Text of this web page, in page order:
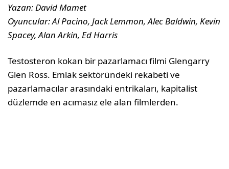
Yazan: David Mamet
Oyuncular: Al Pacino, Jack Lemmon, Alec Baldwin, Kevin
Spacey, Alan Arkin, Ed Harris
Testosteron kokan bir pazarlamacı filmi Glengarry
Glen Ross. Emlak sektöründeki rekabeti ve
pazarlamacılar arasındaki entrikaları, kapitalist
düzlemde en acımasız ele alan filmlerden.